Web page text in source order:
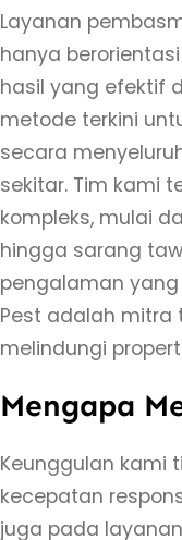
n
d
i
S
e
y
e
g
a
n
S
e
a
n
Layanan
hanya
hasil yang efektif
metode terkini
secara
sekitar. Tim kami
kompleks, mulai
hingga sarang
pengalaman
Pest adalah mitra
melindungi
Mengapa
Keunggulan kami
kecepatan
juga pada